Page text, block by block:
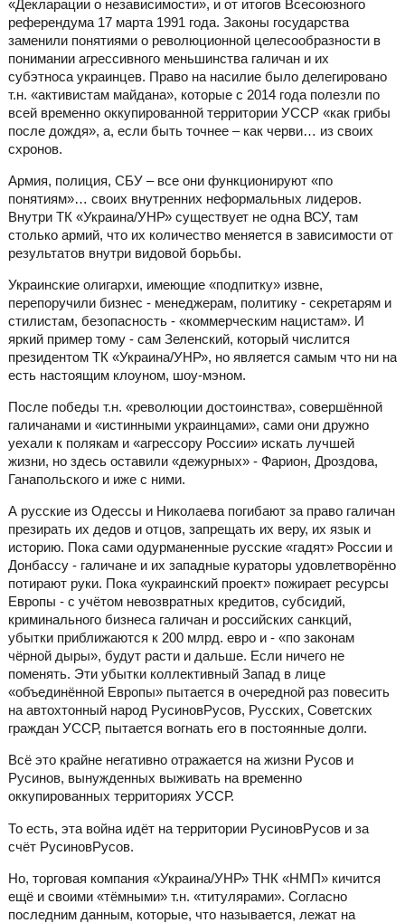
«Декларации о независимости», и от итогов Всесоюзного
референдума 17 марта 1991 года. Законы государства
заменили понятиями о революционной целесообразности в
понимании агрессивного меньшинства галичан и их
субэтноса украинцев. Право на насилие было делегировано
т.н. «активистам майдана», которые с 2014 года полезли по
всей временно оккупированной территории УССР «как грибы
после дождя», а, если быть точнее – как черви… из своих
схронов.
Армия, полиция, СБУ – все они функционируют «по
понятиям»… своих внутренних неформальных лидеров.
Внутри ТК «Украина/УНР» существует не одна ВСУ, там
столько армий, что их количество меняется в зависимости от
результатов внутри видовой борьбы.
Украинские олигархи, имеющие «подпитку» извне,
перепоручили бизнес - менеджерам, политику - секретарям и
стилистам, безопасность - «коммерческим нацистам». И
яркий пример тому - сам Зеленский, который числится
президентом ТК «Украина/УНР», но является самым что ни на
есть настоящим клоуном, шоу-мэном.
После победы т.н. «революции достоинства», совершённой
галичанами и «истинными украинцами», сами они дружно
уехали к полякам и «агрессору России» искать лучшей
жизни, но здесь оставили «дежурных» - Фарион, Дроздова,
Ганапольского и иже с ними.
А русские из Одессы и Николаева погибают за право галичан
презирать их дедов и отцов, запрещать их веру, их язык и
историю. Пока сами одурманенные русские «гадят» России и
Донбассу - галичане и их западные кураторы удовлетворённо
потирают руки. Пока «украинский проект» пожирает ресурсы
Европы - с учётом невозвратных кредитов, субсидий,
криминального бизнеса галичан и российских санкций,
убытки приближаются к 200 млрд. евро и - «по законам
чёрной дыры», будут расти и дальше. Если ничего не
поменять. Эти убытки коллективный Запад в лице
«объединённой Европы» пытается в очередной раз повесить
на автохтонный народ РусиновРусов, Русских, Советских
граждан УССР, пытается вогнать его в постоянные долги.
Всё это крайне негативно отражается на жизни Русов и
Русинов, вынужденных выживать на временно
оккупированных территориях УССР.
То есть, эта война идёт на территории РусиновРусов и за
счёт РусиновРусов.
Но, торговая компания «Украина/УНР» ТНК «НМП» кичится
ещё и своими «тёмными» т.н. «титулярами». Согласно
последним данным, которые, что называется, лежат на